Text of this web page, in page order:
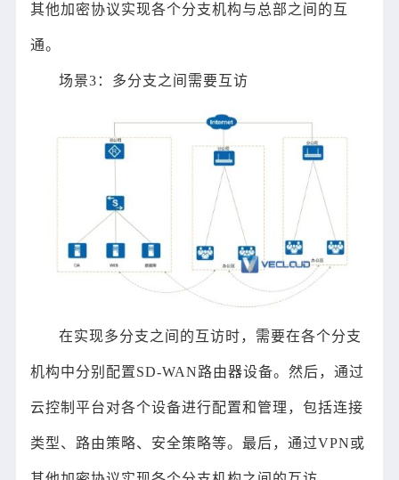
其他加密协议实现各个分支机构与总部之间的互
通。
场景3：多分支之间需要互访
在实现多分支之间的互访时，需要在各个分支
机构中分别配置SD-WAN路由器设备。然后，通过
云控制平台对各个设备进行配置和管理，包括连接
类型、路由策略、安全策略等。最后，通过VPN或